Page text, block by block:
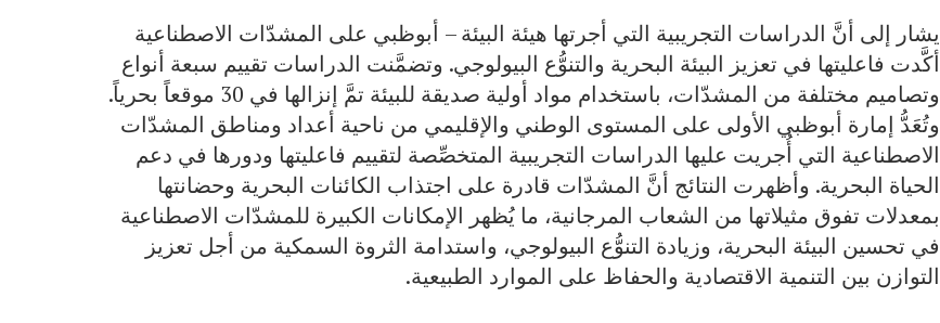
يشار إلى أنَّ الدراسات التجريبية التي أجرتها هيئة البيئة – أبوظبي على المشدّات الاصطناعية
أكَّدت فاعليتها في تعزيز البيئة البحرية والتنوُّع البيولوجي. وتضمَّنت الدراسات تقييم سبعة أنواع
وتصاميم مختلفة من المشدّات، باستخدام مواد أولية صديقة للبيئة تمَّ إنزالها في 30 موقعاً بحرياً.
وتُعَدُّ إمارة أبوظبي الأولى على المستوى الوطني والإقليمي من ناحية أعداد ومناطق المشدّات
الاصطناعية التي أُجريت عليها الدراسات التجريبية المتخصِّصة لتقييم فاعليتها ودورها في دعم
الحياة البحرية. وأظهرت النتائج أنَّ المشدّات قادرة على اجتذاب الكائنات البحرية وحضانتها
بمعدلات تفوق مثيلاتها من الشعاب المرجانية، ما يُظهر الإمكانات الكبيرة للمشدّات الاصطناعية
في تحسين البيئة البحرية، وزيادة التنوُّع البيولوجي، واستدامة الثروة السمكية من أجل تعزيز
التوازن بين التنمية الاقتصادية والحفاظ على الموارد الطبيعية.